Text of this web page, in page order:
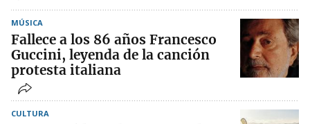
MÚSICA
Fallece a los 86 años Francesco
Guccini, leyenda de la canción
protesta italiana
CULTURA